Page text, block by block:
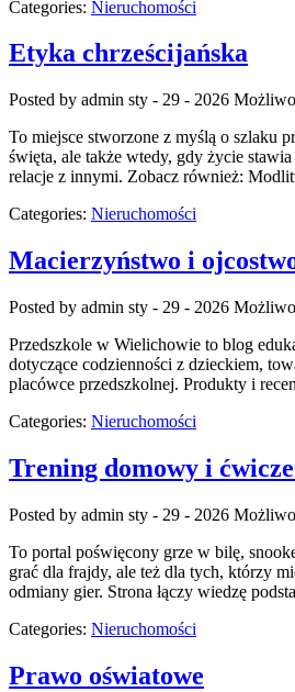
Categories: Nieruchomości
Etyka chrześcijańska
Posted by admin sty - 29 - 2026
To miejsce stworzone z myślą o szlaku
święta, ale także wtedy, gdy życie
relacje z innymi. Zobacz również:
Categories: Nieruchomości
Macierzyństwo i
Posted by admin sty - 29 - 2026
Przedszkole w Wielichowie to blog
dotyczące codzienności z dzieckiem,
placówce przedszkolnej. Produkty i
Categories: Nieruchomości
Trening domowy i
Posted by admin sty - 29 - 2026
To portal poświęcony grze w bilę,
grać dla frajdy, ale też dla tych, którzy
odmiany gier. Strona łączy wiedzę
Categories: Nieruchomości
Prawo oświatowe